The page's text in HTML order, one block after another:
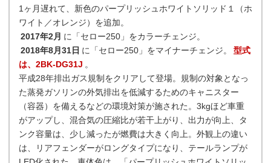
1ヶ月遅れて、新色のパープリッシュホワイトソリッド１（ホ
ワイト／オレンジ）を追加。
2017年2月 に「セロー250」をカラーチェンジ。
2018年8月31日 に「セロー250」をマイナーチェンジ。
型式
は、2BK-DG31J 。
平成28年排出ガス規制をクリアして登場。規制の対象となっ
た蒸発ガソリンの外気排出を低減するためのキャニスター
（容器）を備えるなどの環境対策が施された。3kgほど車重
がアップし、混合気の圧縮比が若干上がり、出力が向上、タ
ンク容量は、少し減ったが燃費は大きく向上。外観上の違い
は、リアフェンダーがロングタイプになり、テールランプが